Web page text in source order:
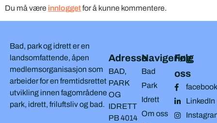
Du må være innloggetfor å kunne kommentere.
Bad, park og idrett er en
landsomfattende, åpen
medlemsorganisasjon som
arbeider for en fremtidsrettet
utvikling innen fagområdene
park, idrett, friluftsliv og bad.
Adresse
BAD,
PARK
OG
IDRETT
PB 4014
Navigering
Bad
Park
Idrett
Om oss
Følg
oss
facebook
LinkedIn